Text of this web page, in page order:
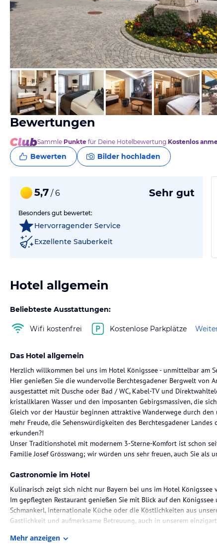
vom Hotelier, Januar 2019
Bewertungen
Sammle Punkte für Deine Hotelbewertung.Kostenlos
Bewerten Bilder hochladen
5,7 / 6 Sehr gut
Besonders gut bewertet:
Hervorragender Service
Exzellente Sauberkeit
Hotel allgemein
Beliebteste Ausstattungen:
Wifi kostenfrei Kostenlose Parkplätze
Das Hotel allgemein
Herzlich willkommen bei uns im Hotel Königssee - unmittelbar am
Hier genießen Sie die wundervolle Berchtesgadener Bergwelt von
ausgestattet mit Dusche oder Bad / WC, Kabel-TV und
kristallklaren Wasser und den imposanten Gebirgsmassiven, die
Gleich vor der Haustür beginnen attraktive Wanderwege durch
mehr Freude, die Sehenswürdigkeiten des Berchtesgadener
erkunden?!
Unser Traditionshotel mit modernem 3-Sterne-Komfort ist schon
Familie Josef Grösswang; wir würden uns sehr freuen, auch Sie als
Gastronomie im Hotel
Kulinarisch zeigt sich nicht nur Bayern bei uns im Hotel Königssee
Im gepflegten Restaurant genießen Sie mit Blick auf den
Schmankerl, internationale Küche oder die Köstlichkeiten aus
Gastlichkeit und aufmerksame Betreuung, auch in unserem
Unser Service-Team freut sich darauf, Sie liebenswürdig zu beraten
Mehr anzeigen